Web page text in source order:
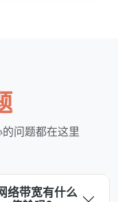
问题都在这里
络带宽有什么